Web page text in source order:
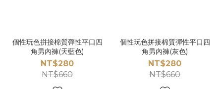
個性玩色拼接棉質彈性平口四
角男內褲(天藍色)
NT$280
NT$660
個性玩色拼接棉質彈性平口四
角男內褲(灰色)
NT$280
NT$660